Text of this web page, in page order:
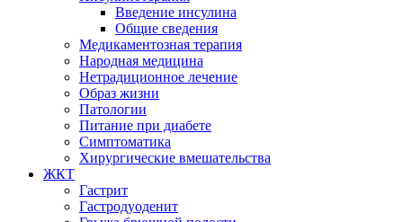
Введение инсулина
Общие сведения
Медикаментозная терапия
Народная медицина
Нетрадиционное лечение
Образ жизни
Патологии
Питание при диабете
Симптоматика
Хирургические вмешательства
ЖКТ
Гастрит
Гастродуоденит